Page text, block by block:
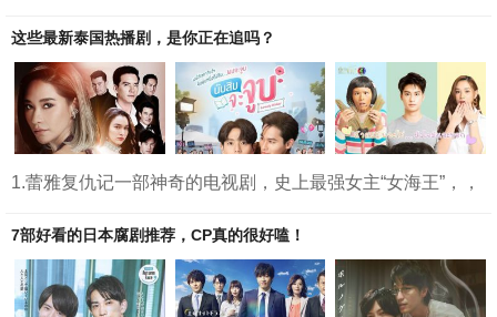
人流量大，更是要注重个人安全防护。佩戴口罩是阻挡病毒
传播的方式之一，选择安全性高的口罩是重中之重。不知道
大家有没有这样的困惑，线上购买口罩时网上会推荐各种各
样的口罩品牌，不了解口罩品牌的朋友们却不知道该选择什
么口罩好。不用担心，今天小编为大家准备了十种安全性高
的口罩品牌，非常实用，赶快收藏起来啦~先附上四种口罩执
这些最新泰国热播剧，是你正在追吗？
1.蕾雅复仇记一部神奇的电视剧，史上最强女主“女海王”，，
就亲亲你BL剧害羞男作家×直攻男演员男作家在这部剧太吸
粉了，真是无敌可爱。但是男演员作为攻，与男作家一对
比，就显得太油。3.萌新小厨娘/搞怪女厨很上头的一部剧，
无脑清新又搞笑，男主颜值抗打，有90年代台湾偶像剧那味
7部好看的日本腐剧推荐，CP真的很好嗑！